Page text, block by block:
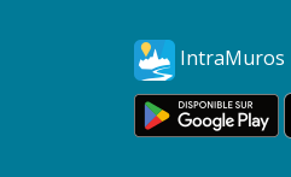
IntraMuros